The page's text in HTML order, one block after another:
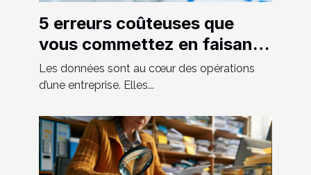
5 erreurs coûteuses que
vous commettez en faisant
de la saisie des données
Les données sont au cœur des opérations
d’une entreprise. Elles...